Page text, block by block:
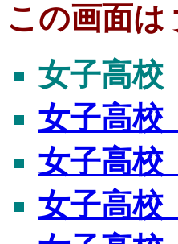
この画面は
女子高校
女子高校
女子高校
女子高校